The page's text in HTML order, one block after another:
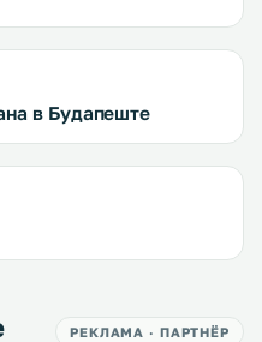
в Будапеште
РЕКЛАМА · ПАРТНЁР